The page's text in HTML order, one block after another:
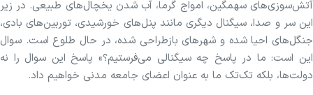
آتش‌سوزی‌های سهمگین، امواج گرما، آب شدن یخچال‌های طبیعی. در زیر
این سر و صدا، سیگنال دیگری مانند پنل‌های خورشیدی، توربین‌های بادی،
جنگل‌های احیا شده و شهرهای بازطراحی شده، در حال طلوع است. سوال
این است: ما در پاسخ چه سیگنالی می‌فرستیم؟» پاسخ این سوال را نه
دولت‌ها، بلکه تک‌تک ما به عنوان اعضای جامعه مدنی خواهیم داد.